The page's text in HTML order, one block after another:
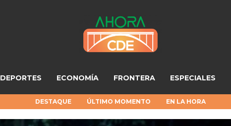
DEPORTES ECONOMÍA FRONTERA ESPECIALES
DESTAQUE ÚLTIMO MOMENTO EN LA HORA